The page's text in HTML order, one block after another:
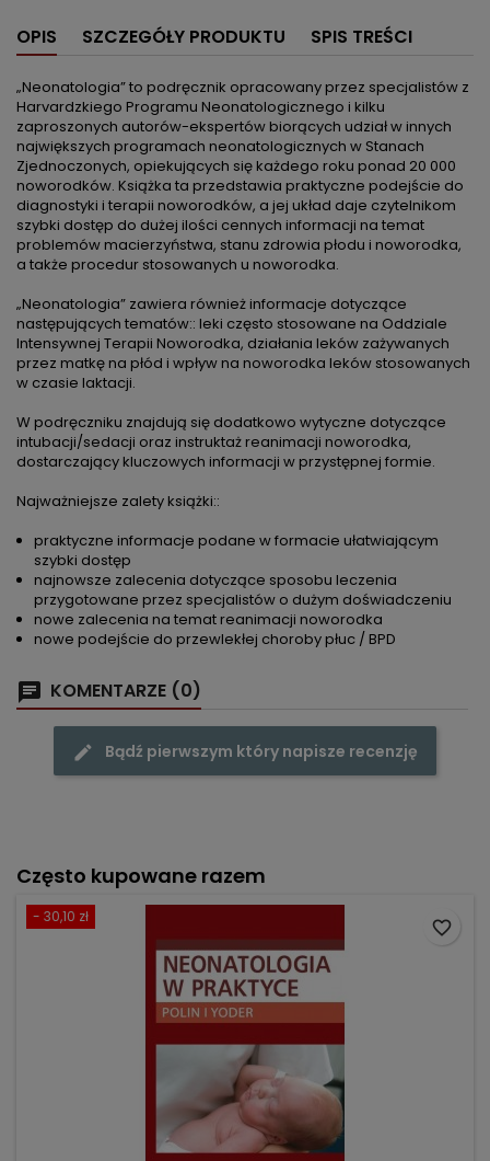
OPIS SZCZEGÓŁY PRODUKTU SPIS TREŚCI
„Neonatologia” to podręcznik opracowany przez specjalistów z
Harvardzkiego Programu Neonatologicznego i kilku
zaproszonych autorów-ekspertów biorących udział w innych
największych programach neonatologicznych w Stanach
Zjednoczonych, opiekujących się każdego roku ponad 20 000
noworodków. Książka ta przedstawia praktyczne podejście do
diagnostyki i terapii noworodków, a jej układ daje czytelnikom
szybki dostęp do dużej ilości cennych informacji na temat
problemów macierzyństwa, stanu zdrowia płodu i noworodka,
a także procedur stosowanych u noworodka.
„Neonatologia” zawiera również informacje dotyczące
następujących tematów:: leki często stosowane na Oddziale
Intensywnej Terapii Noworodka, działania leków zażywanych
przez matkę na płód i wpływ na noworodka leków stosowanych
w czasie laktacji.
W podręczniku znajdują się dodatkowo wytyczne dotyczące
intubacji/sedacji oraz instruktaż reanimacji noworodka,
dostarczający kluczowych informacji w przystępnej formie.
Najważniejsze zalety książki::
praktyczne informacje podane w formacie ułatwiającym
szybki dostęp
najnowsze zalecenia dotyczące sposobu leczenia
przygotowane przez specjalistów o dużym doświadczeniu
nowe zalecenia na temat reanimacji noworodka
nowe podejście do przewlekłej choroby płuc / BPD
KOMENTARZE (0)
Bądź pierwszym który napisze recenzję
Często kupowane razem
- 30,10 zł
favorite_border